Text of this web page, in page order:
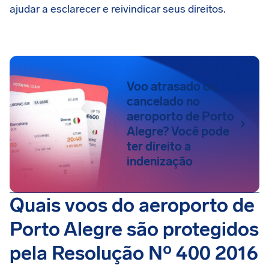
ajudar a esclarecer e reivindicar seus direitos.
Voo atrasado ou
cancelado no
aeroporto de Porto
Alegre? Você pode
ter direito a
indenização
Quais voos do aeroporto de
Porto Alegre são protegidos
pela Resolução Nº 400 2016